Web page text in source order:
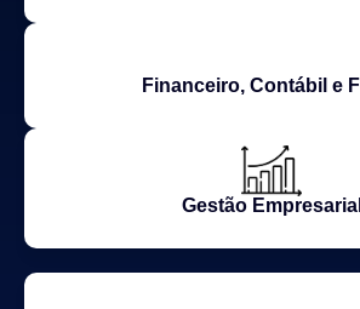
Financeiro, Contábil e
Gestão Empresarial